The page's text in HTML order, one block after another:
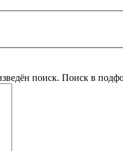
поиск. Поиск в